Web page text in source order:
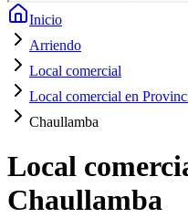
Inicio
Arriendo
Local comercial
Local comercial en
Chaullamba
Local
Chaullamba